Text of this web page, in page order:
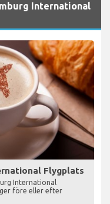
International
Flygplats
International
före eller efter